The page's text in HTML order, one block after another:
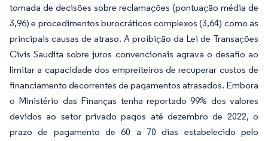
tomada de decisões sobre reclamações (pontuação média de
3,96) e procedimentos burocráticos complexos (3,64) como as
principais causas de atraso. A proibição da Lei de Transações
Civis Saudita sobre juros convencionais agrava o desafio ao
limitar a capacidade dos empreiteiros de recuperar custos de
financiamento decorrentes de pagamentos atrasados. Embora
o Ministério das Finanças tenha reportado 99% dos valores
devidos ao setor privado pagos até dezembro de 2022, o
prazo de pagamento de 60 a 70 dias estabelecido pelo